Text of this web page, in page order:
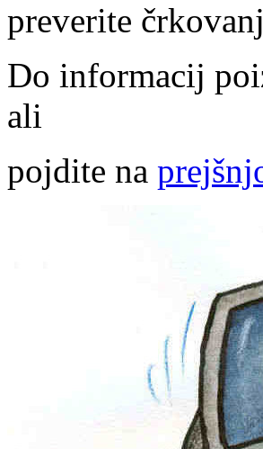
preverite
Do informacij
ali
pojdite na